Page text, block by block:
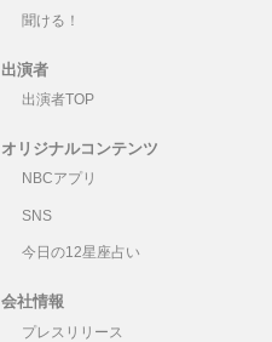
聞ける！
出演者
出演者TOP
オリジナルコンテンツ
NBCアプリ
SNS
今日の12星座占い
会社情報
プレスリリース